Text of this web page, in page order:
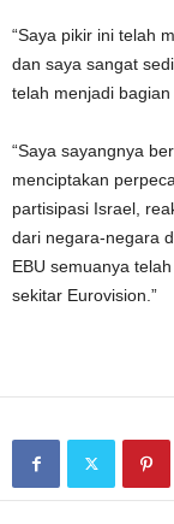
“Saya pikir ini telah
dan saya sangat
telah menjadi bagian
“Saya sayangnya
menciptakan
partisipasi Israel,
dari negara-negara
EBU semuanya
sekitar Eurovision.”